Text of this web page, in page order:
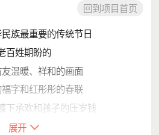
回到项目首页
族最重要的传统节日
百姓期盼的
温暖、祥和的画面
字和红彤彤的春联
下承欢和孩子的压岁钱
十晚上的那顿年夜饭
展开